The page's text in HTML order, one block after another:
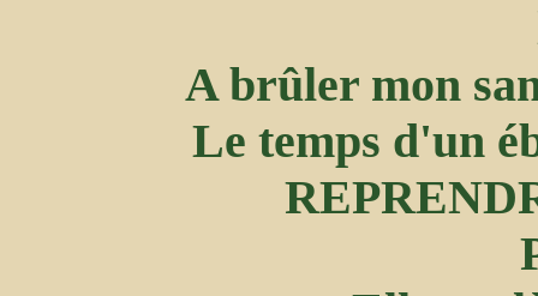
A brûler mon
Le temps d'un